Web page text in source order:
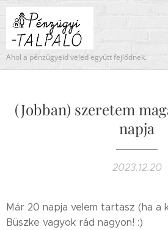
Ahol a pénzügyeid veled együtt fejlődnek.
(Jobban) szeretem
napja
2023.12.20
Már 20 napja velem tartasz (ha a
Büszke vagyok rád nagyon! :)